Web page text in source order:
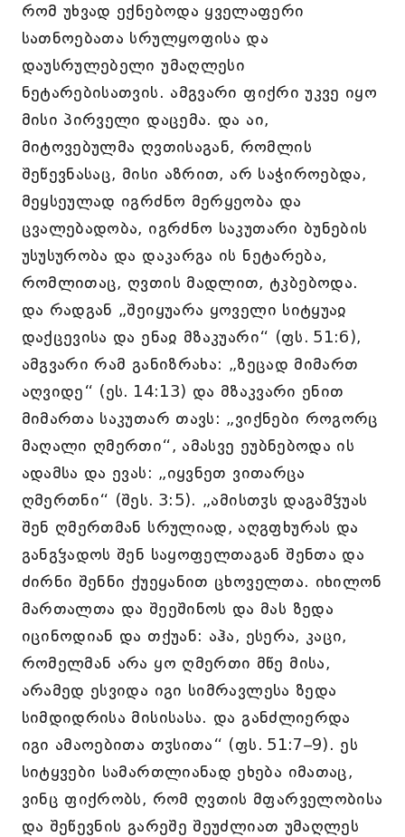
რომ უხვად ექნებოდა ყველაფერი
სათნოებათა სრულყოფისა და
დაუსრულებელი უმაღლესი
ნეტარებისათვის. ამგვარი ფიქრი უკვე იყო
მისი პირველი დაცემა. და აი,
მიტოვებულმა ღვთისაგან, რომლის
შეწევნასაც, მისი აზრით, არ საჭიროებდა,
მეყსეულად იგრძნო მერყეობა და
ცვალებადობა, იგრძნო საკუთარი ბუნების
უსუსურობა და დაკარგა ის ნეტარება,
რომლითაც, ღვთის მადლით, ტკბებოდა.
და რადგან „შეიყუარა ყოველი სიტყუაჲ
დაქცევისა და ენაჲ მზაკუარი“ (ფს. 51:6),
ამგვარი რამ განიზრახა: „ზეცად მიმართ
აღვიდე“ (ეს. 14:13) და მზაკვარი ენით
მიმართა საკუთარ თავს: „ვიქნები როგორც
მაღალი ღმერთი“, ამასვე ეუბნებოდა ის
ადამსა და ევას: „იყვნეთ ვითარცა
ღმერთნი“ (შეს. 3:5). „ამისთჳს დაგამჴუას
შენ ღმერთმან სრულიად, აღგფხურას და
განგჴადოს შენ საყოფელთაგან შენთა და
ძირნი შენნი ქუეყანით ცხოველთა. იხილონ
მართალთა და შეეშინოს და მას ზედა
იცინოდიან და თქუან: აჰა, ესერა, კაცი,
რომელმან არა ყო ღმერთი მწე მისა,
არამედ ესვიდა იგი სიმრავლესა ზედა
სიმდიდრისა მისისასა. და განძლიერდა
იგი ამაოებითა თჳსითა“ (ფს. 51:7–9). ეს
სიტყვები სამართლიანად ეხება იმათაც,
ვინც ფიქრობს, რომ ღვთის მფარველობისა
და შეწევნის გარეშე შეუძლიათ უმაღლეს